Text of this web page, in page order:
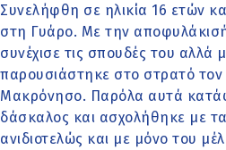
Συνελήφθη σε ηλικία 16 ετών
στη Γυάρο. Με την
συνέχισε τις σπουδές του αλλά
παρουσιάστηκε στο στρατό τον
Μακρόνησο. Παρόλα αυτά
δάσκαλος και ασχολήθηκε με
ανιδιοτελώς και με μόνο του